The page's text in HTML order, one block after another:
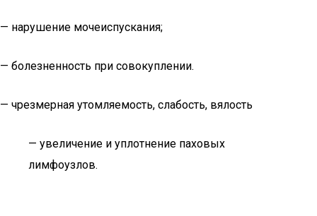
— нарушение мочеиспускания;
— болезненность при совокуплении.
— чрезмерная утомляемость, слабость, вялость
— увеличение и уплотнение паховых
лимфоузлов.